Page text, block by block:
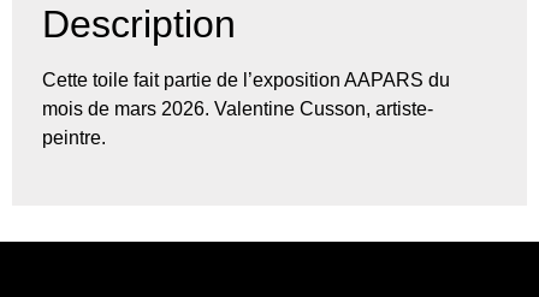
Description
Cette toile fait partie de l’exposition AAPARS du
mois de mars 2026. Valentine Cusson, artiste-
peintre.